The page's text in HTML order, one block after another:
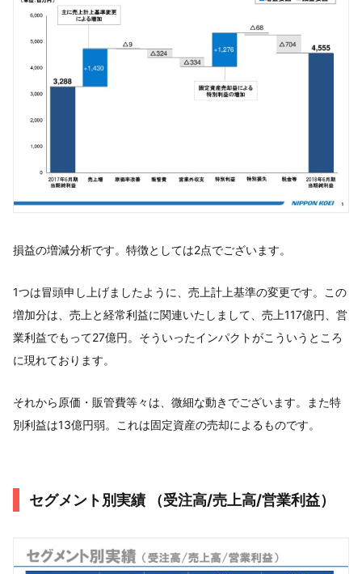
損益の増減分析です。特徴としては2点でございます。
1つは冒頭申し上げましたように、売上計上基準の変更です。この
増加分は、売上と経常利益に関連いたしまして、売上117億円、営
業利益でもって27億円。そういったインパクトがこういうところ
に現れております。
それから原価・販管費等々は、微細な動きでございます。また特
別利益は13億円弱。これは固定資産の売却によるものです。
セグメント別実績 （受注高/売上高/営業利益）